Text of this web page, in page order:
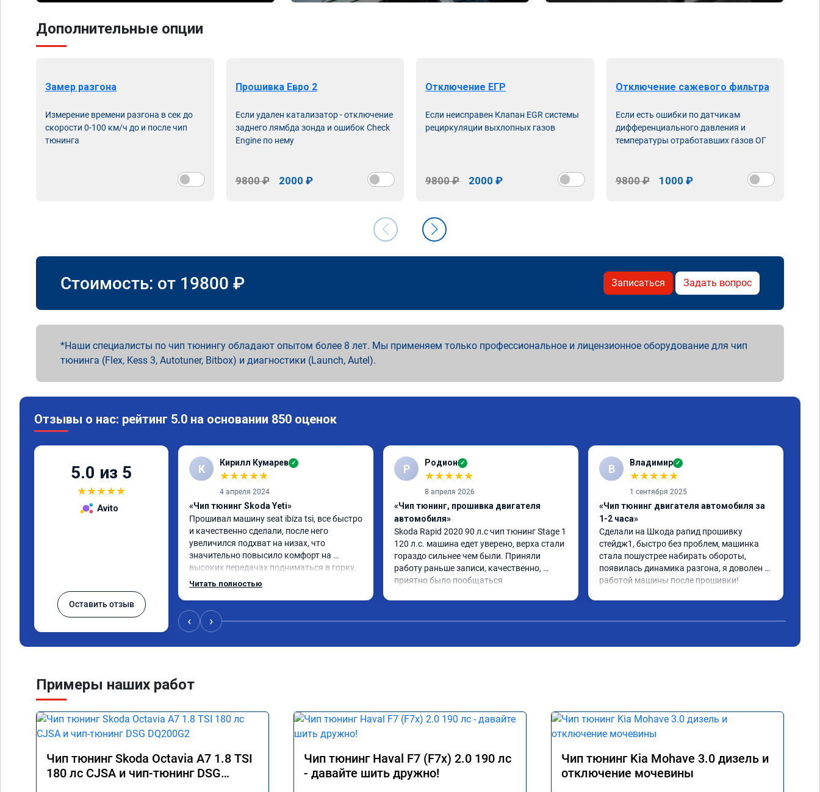
Дополнительные опции
Замер разгона
Измерение времени разгона в сек до
скорости 0-100 км/ч до и после чип
тюнинга
Прошивка Евро 2
Если удален катализатор - отключение
заднего лямбда зонда и ошибок Check
Engine по нему
9800 ₽ 2000 ₽
Отключение ЕГР
Если неисправен Клапан EGR системы
рециркуляции выхлопных газов
9800 ₽ 2000 ₽
Отключение сажевого фильтра
Если есть ошибки по датчикам
дифференциального давления и
температуры отработавших газов ОГ
9800 ₽ 1000 ₽
Стоимость: от 19800 ₽ Записаться Задать вопрос
Наши специалисты по чип тюнингу обладают опытом более 8 лет. Мы применяем только профессиональное и лицензионное оборудование для чип
тюнинга (Flex, Kess 3, Autotuner, Bitbox) и диагностики (Launch, Autel).
Отзывы о нас: рейтинг 5.0 на основании 850 оценок
5.0 из 5
★★★★★
Avito
Оставить отзыв
К Кирилл Кумарев ✓
★★★★★
4 апреля 2024
«Чип тюнинг Skoda Yeti»
Прошивал машину seat ibiza tsi, все быстро
и качественно сделали, после него
увеличился подхват на низах, что
значительно повысило комфорт на
высоких передачах подниматься в горку,
услуга однозначно стоит своих денег.
Читать полностью
Р Родион ✓
★★★★★
8 апреля 2026
«Чип тюнинг, прошивка двигателя
автомобиля»
Skoda Rapid 2020 90 л.с чип тюнинг Stage 1
120 л.с. машина едет уверено, верха стали
гораздо сильнее чем были. Приняли
работу раньше записи, качественно,
приятно было пообщаться
В Владимир ✓
★★★★★
1 сентября 2025
«Чип тюнинг двигателя автомобиля за
1-2 часа»
Сделали на Шкода рапид прошивку
стейдж1, быстро без проблем, машинка
стала пошустрее набирать обороты,
появилась динамика разгона, я доволен
работой машины после прошивки!
‹ ›
Примеры наших работ
Чип тюнинг Skoda Octavia A7 1.8 TSI
180 лс CJSA и чип-тюнинг DSG
Чип тюнинг Haval F7 (F7x) 2.0 190 лс
- давайте шить дружно!
Чип тюнинг Kia Mohave 3.0 дизель и
отключение мочевины